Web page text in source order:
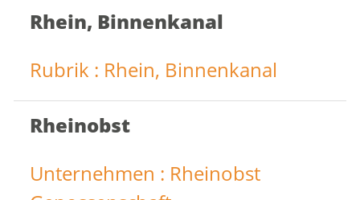
Rhein, Binnenkanal
Rubrik : Rhein, Binnenkanal
Rheinobst
Unternehmen : Rheinobst